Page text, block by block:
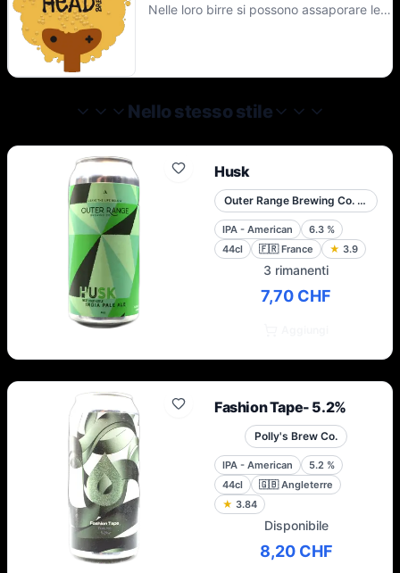
Nelle loro birre si possono assaporare le
tropici. Il birrificio si trova a Tuusula, a circa
dell'acqua più pura del mondo. Il birrificio
Aged.
Nello stesso stile
Husk
Outer Range Brewing Co. French Alps
IPA - American 6.3 %
44cl
🇫🇷 France ★ 3.9
3 rimanenti
7,70 CHF
Fashion Tape- 5.2%
Polly's Brew Co.
IPA - American 5.2 %
44cl
🇬🇧 Angleterre
★ 3.84
Disponibile
8,20 CHF